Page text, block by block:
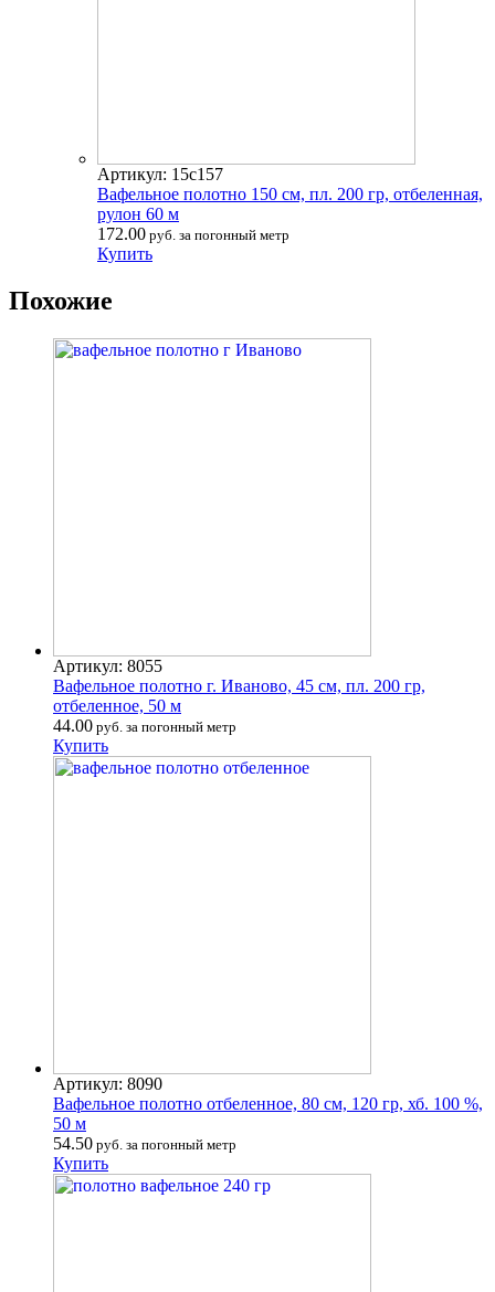
Артикул: 15с157
Вафельное полотно 150 см, пл. 200 гр, отбеленная,
рулон 60 м
172.00 руб. за погонный метр
Купить
Похожие
Артикул: 8055
Вафельное полотно г. Иваново, 45 см, пл. 200 гр,
отбеленное, 50 м
44.00 руб. за погонный метр
Купить
Артикул: 8090
Вафельное полотно отбеленное, 80 см, 120 гр, хб. 100 %,
50 м
54.50 руб. за погонный метр
Купить